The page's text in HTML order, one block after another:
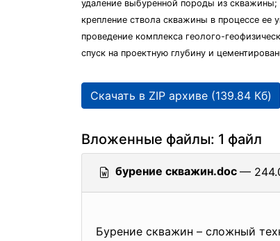
удаление выбуренной породы из скважины;
крепление ствола скважины в процессе ее
проведение комплекса геолого-
спуск на проектную глубину и
Скачать в ZIP архиве (139.84 Кб)
Вложенные файлы: 1 файл
бурение скважин.doc —
Бурение скважин – сложный